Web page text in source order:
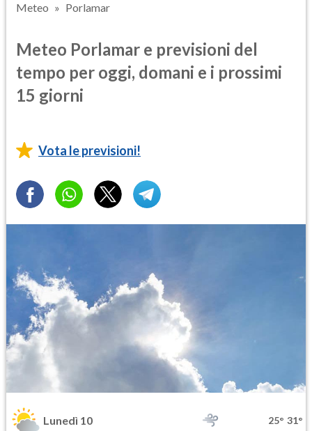
Meteo Porlamar
Meteo Porlamar e previsioni del
tempo per oggi, domani e i prossimi
15 giorni
Vota le previsioni!
Lunedì 10 25° 31°